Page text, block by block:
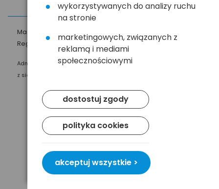
Masz pytania?
Regulamin
Polityka prywatności
Administratorem Twoich danych osobowych jest Baltrade sp. z o.o.
z siedzibą w Gdańsku przy ul. Geodetów 24, 80-298 Gdańsk.
wykorzystywanych do analizy ruchu
na stronie
marketingowych, związanych z
reklamą i mediami
społecznościowymi
dostostuj zgody
polityka cookies
akceptuj wszystkie >